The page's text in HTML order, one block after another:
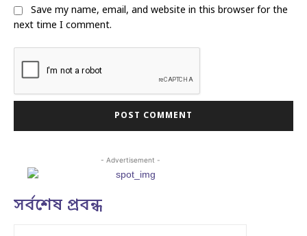
Save my name, email, and website in this browser for the
next time I comment.
- Advertisement -
সর্বশেষ প্রবন্ধ